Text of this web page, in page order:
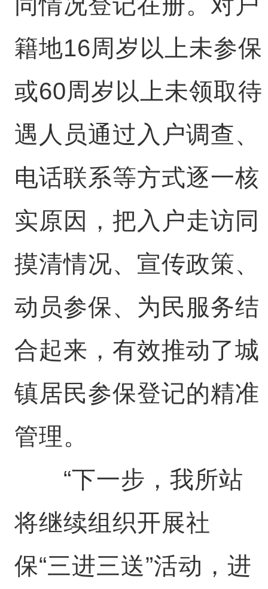
籍地16周岁以上未参保
或60周岁以上未领取待
遇人员通过入户调查、
电话联系等方式逐一核
实原因，把入户走访同
摸清情况、宣传政策、
动员参保、为民服务结
合起来，有效推动了城
镇居民参保登记的精准
管理。
“下一步，我所站
将继续组织开展社
保“三进三送”活动，进